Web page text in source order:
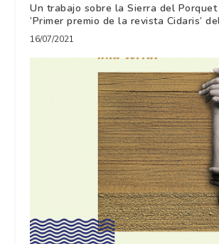
Un trabajo sobre la Sierra del
‘Primer premio de la revista Cidaris’
16/07/2021